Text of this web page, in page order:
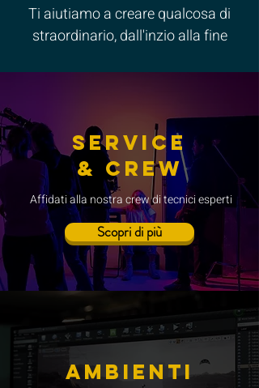
Ti aiutiamo a creare qualcosa di
straordinario, dall'inzio alla fine
service
& crew
Affidati alla nostra crew di tecnici esperti
Scopri di più
AMBIENTI